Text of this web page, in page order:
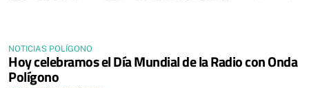
NOTICIAS POLÍGONO
Hoy celebramos el Día Mundial de la Radio con Onda
Polígono